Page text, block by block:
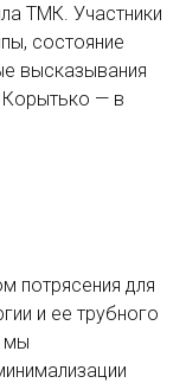
ТМК. Участники
состояние
высказывания
Корытько — в
потрясения для
и ее трубного
мы